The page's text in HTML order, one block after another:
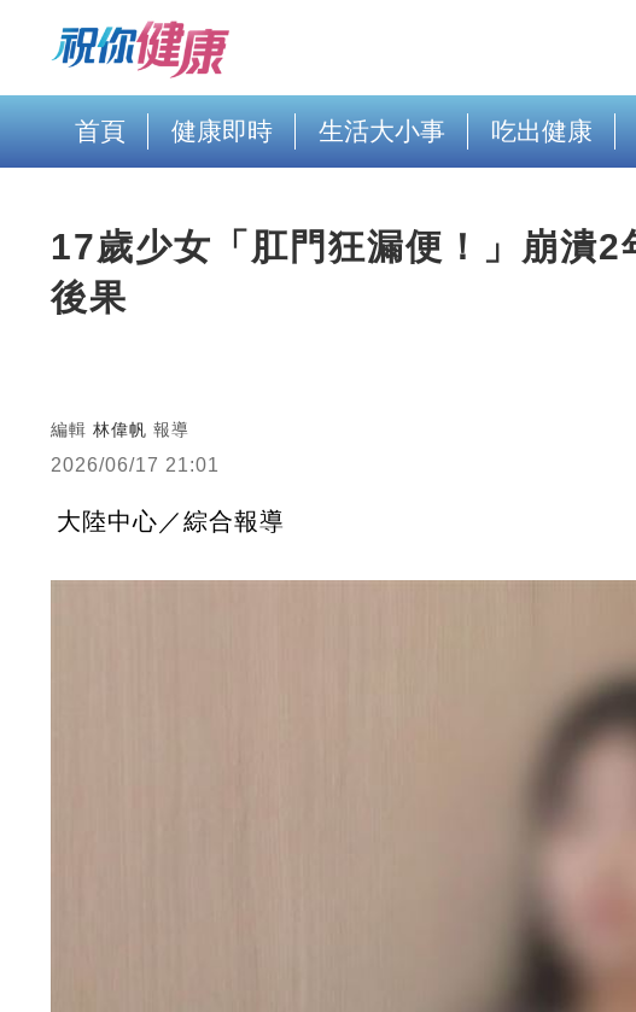
首頁 健康即時 生活大小事 吃出健康
17歲少女「肛門狂漏便！」崩潰
後果
編輯 林偉帆 報導
2026/06/17 21:01
大陸中心／綜合報導